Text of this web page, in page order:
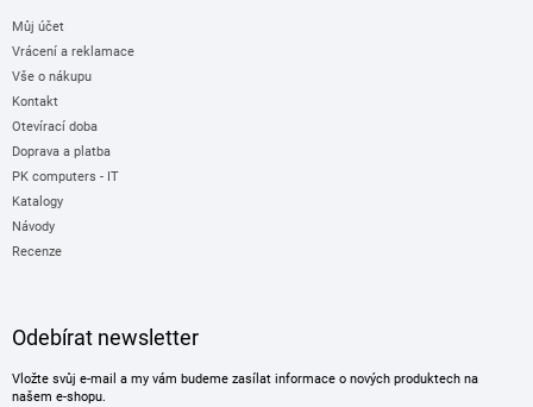
Můj účet
Vrácení a reklamace
Vše o nákupu
Kontakt
Otevírací doba
Doprava a platba
PK computers - IT
Katalogy
Návody
Recenze
Odebírat newsletter
Vložte svůj e-mail a my vám budeme zasílat informace o nových produktech na
našem e-shopu.